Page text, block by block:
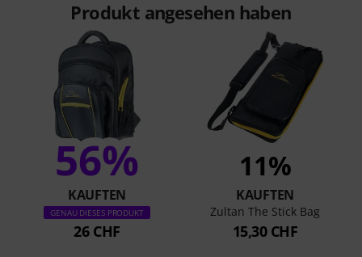
Produkt angesehen haben
56%
KAUFTEN
GENAU DIESES PRODUKT
26 CHF
11%
KAUFTEN
Zultan The Stick Bag
15,30 CHF